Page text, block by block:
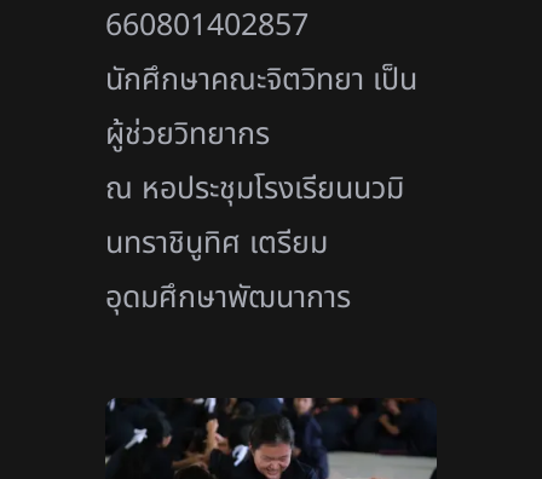
660801402857
นักศึกษาคณะจิตวิทยา เป็น
ผู้ช่วยวิทยากร
ณ หอประชุมโรงเรียนนวมิ
นทราชินูทิศ เตรียม
อุดมศึกษาพัฒนาการ